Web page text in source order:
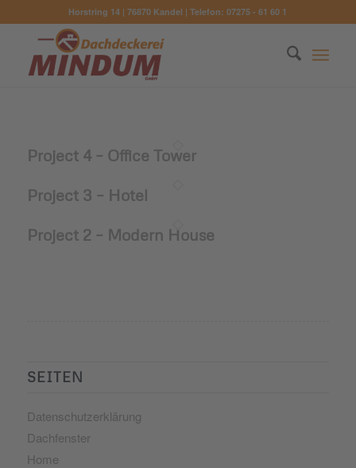
Horstring 14 | 76870 Kandel | Telefon: 07275 - 61 60 1
Project 4 – Office Tower
Project 3 – Hotel
Project 2 – Modern House
SEITEN
Datenschutzerklärung
Dachfenster
Home